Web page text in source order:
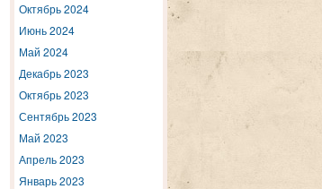
Октябрь 2024
Июнь 2024
Май 2024
Декабрь 2023
Октябрь 2023
Сентябрь 2023
Май 2023
Апрель 2023
Январь 2023